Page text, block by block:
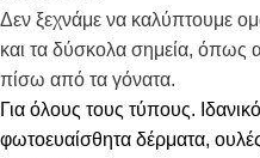
Δεν ξεχνάμε να καλύπτουμε
και τα δύσκολα σημεία, όπως
πίσω από τα γόνατα.
Για όλους τους τύπους.
φωτοευαίσθητα δέρματα,